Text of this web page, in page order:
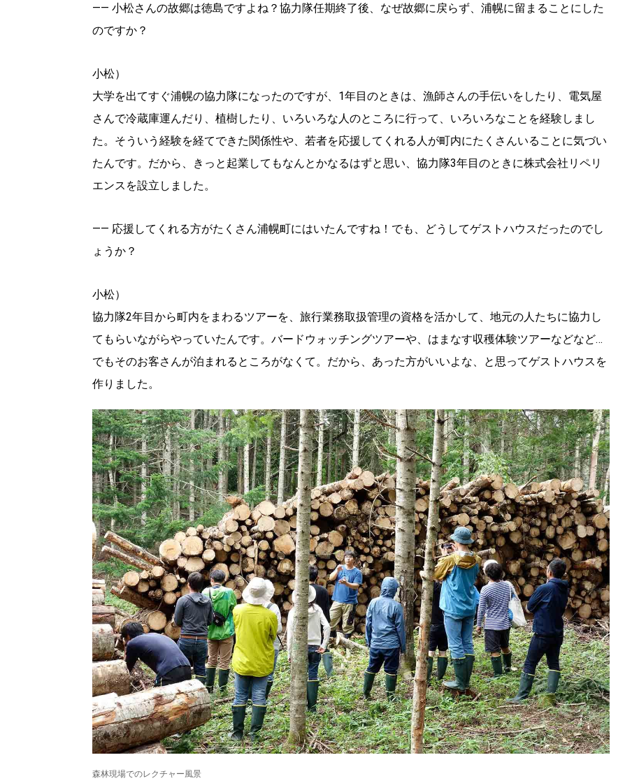
―― 小松さんの故郷は徳島ですよね？協力隊任期終了後、なぜ故郷に戻らず、浦幌に留まることにした
のですか？
小松）
大学を出てすぐ浦幌の協力隊になったのですが、1年目のときは、漁師さんの手伝いをしたり、電気屋
さんで冷蔵庫運んだり、植樹したり、いろいろな人のところに行って、いろいろなことを経験しまし
た。そういう経験を経てできた関係性や、若者を応援してくれる人が町内にたくさんいることに気づい
たんです。だから、きっと起業してもなんとかなるはずと思い、協力隊3年目のときに株式会社リペリ
エンスを設立しました。
―― 応援してくれる方がたくさん浦幌町にはいたんですね！でも、どうしてゲストハウスだったのでし
ょうか？
小松）
協力隊2年目から町内をまわるツアーを、旅行業務取扱管理の資格を活かして、地元の人たちに協力し
てもらいながらやっていたんです。バードウォッチングツアーや、はまなす収穫体験ツアーなどなど…
でもそのお客さんが泊まれるところがなくて。だから、あった方がいいよな、と思ってゲストハウスを
作りました。
森林現場でのレクチャー風景